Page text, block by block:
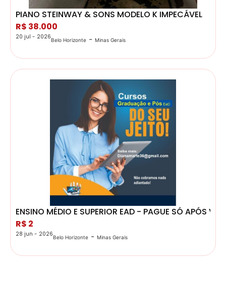
PIANO STEINWAY & SONS MODELO K IMPECÁVEL
R$ 38.000
20 jul - 2026Belo Horizonte - Minas Gerais
ENSINO MÉDIO E SUPERIOR EAD - PAGUE SÓ APÓS VER
R$ 2
28 jun - 2026Belo Horizonte - Minas Gerais